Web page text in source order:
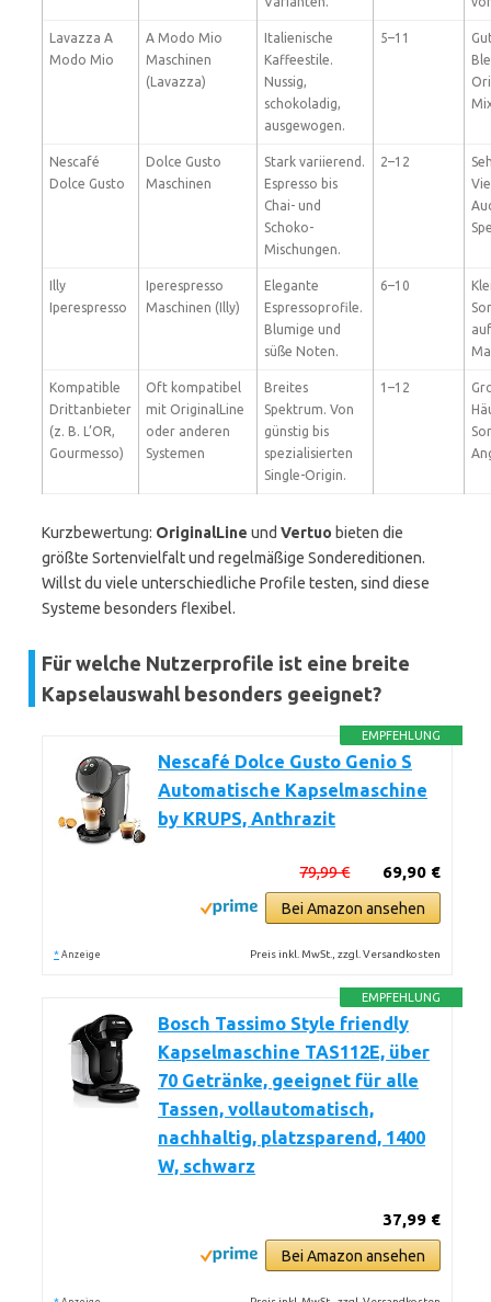
Lavazza A
Modo Mio
A Modo Mio
Maschinen
(Lavazza)
Italienische
Kaffeestile.
Nussig,
schokoladig,
ausgewogen.
5–11
Nescafé
Dolce Gusto
Dolce Gusto
Maschinen
Stark variierend.
Espresso bis
Chai- und
Schoko-
Mischungen.
2–12
Illy
Iperespresso
Iperespresso
Maschinen (Illy)
Elegante
Espressoprofile.
Blumige und
süße Noten.
6–10
Kompatible
Drittanbieter
(z. B. L’OR,
Gourmesso)
Oft kompatibel
mit OriginalLine
oder anderen
Systemen
Breites
Spektrum. Von
günstig bis
spezialisierten
Single-Origin.
1–12
Kurzbewertung: OriginalLine und Vertuo bieten die
größte Sortenvielfalt und regelmäßige Sondereditionen.
Willst du viele unterschiedliche Profile testen, sind diese
Systeme besonders flexibel.
Für welche Nutzerprofile ist eine breite
Kapselauswahl besonders geeignet?
EMPFEHLUNG
Nescafé Dolce Gusto Genio S
Automatische Kapselmaschine
by KRUPS, Anthrazit
69,90 €
79,99 €
Bei Amazon ansehen
* Anzeige Preis inkl. MwSt., zzgl. Versandkosten
EMPFEHLUNG
Bosch Tassimo Style friendly
Kapselmaschine TAS112E, über
70 Getränke, geeignet für alle
Tassen, vollautomatisch,
nachhaltig, platzsparend, 1400
W, schwarz
37,99 €
Bei Amazon ansehen